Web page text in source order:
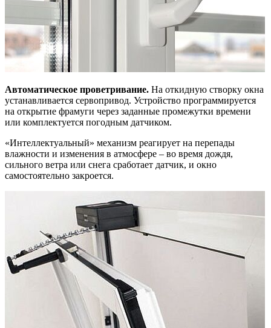
Автоматическое проветривание. На откидную створку окна
устанавливается сервопривод. Устройство программируется
на открытие фрамуги через заданные промежутки времени
или комплектуется погодным датчиком.
«Интеллектуальный» механизм реагирует на перепады
влажности и изменения в атмосфере – во время дождя,
сильного ветра или снега сработает датчик, и окно
самостоятельно закроется.